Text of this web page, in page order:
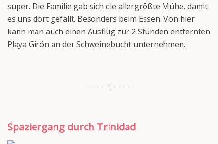
super. Die Familie gab sich die allergrößte Mühe, damit
es uns dort gefällt. Besonders beim Essen. Von hier
kann man auch einen Ausflug zur 2 Stunden entfernten
Playa Girón an der Schweinebucht unternehmen.
Spaziergang durch Trinidad